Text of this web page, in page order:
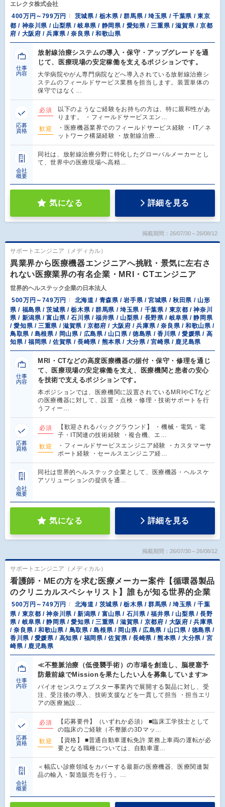
エレクタ株式会社
400万円～799万円
茨城県 / 栃木県 / 群馬県 / 埼玉県 / 千葉県 / 東京
都 / 神奈川県 / 山梨県 / 岐阜県 / 静岡県 / 愛知県 / 三重県 / 滋賀県 / 京都
府 / 大阪府 / 兵庫県 / 奈良県 / 和歌山県
仕事
内容
放射線治療システムの導入・保守・アップグレードを通
じて、医療現場の安定稼働を支えるポジションです。
大学病院やがん専門病院などへ導入されている放射線治療シ
ステムのフィールドサービス業務を担当します。装置単体の
保守ではなく…
応募
資格
必須
以下のようなご経験をお持ちの方は、特に親和性があ
ります。 ・フィールドサービスエン…
歓迎
・医療機器業界でのフィールドサービス経験 ・IT／ネ
ットワーク構築経験 ・放射線治療…
会社
概要
同社は、放射線治療分野に特化したグローバルメーカーとし
て、世界中の医療現場へ高精…
気になる 詳細を見る
掲載期間：26/07/30～26/08/12
サポートエンジニア（メディカル）
異業界から医療機器エンジニアへ挑戦・景気に左右さ
れない医療業界の有名企業・MRI・CTエンジニア
世界的ヘルステック企業の日本法人
500万円～749万円
北海道 / 青森県 / 岩手県 / 宮城県 / 秋田県 / 山形
県 / 福島県 / 茨城県 / 栃木県 / 群馬県 / 埼玉県 / 千葉県 / 東京都 / 神奈川
県 / 新潟県 / 富山県 / 石川県 / 福井県 / 山梨県 / 長野県 / 岐阜県 / 静岡県
/ 愛知県 / 三重県 / 滋賀県 / 京都府 / 大阪府 / 兵庫県 / 奈良県 / 和歌山県 /
鳥取県 / 島根県 / 岡山県 / 広島県 / 山口県 / 徳島県 / 香川県 / 愛媛県 / 高
知県 / 福岡県 / 佐賀県 / 長崎県 / 熊本県 / 大分県 / 宮崎県 / 鹿児島県
仕事
内容
MRI・CTなどの高度医療機器の据付・保守・修理を通じ
て、医療現場の安定稼働を支え、医療機関と患者の安心
を技術で支えるポジションです。
本ポジションでは、医療機関に設置されているMRIやCTなど
の医療機器に対して、設置・点検・修理・技術サポートを行
うフィー…
応募
資格
必須
【歓迎されるバックグラウンド】 ・機械・電気・電
子・IT関連の技術経験 ・複合機、エ…
歓迎
・フィールドサービスエンジニア経験 ・カスタマーサ
ポート経験 ・セールスエンジニア経…
会社
概要
同社は世界的ヘルステック企業として、医療機器・ヘルスケ
アソリューションの提供を通…
気になる 詳細を見る
掲載期間：26/07/30～26/08/12
サポートエンジニア（メディカル）
看護師・MEの方を求む医療メーカー案件【循環器製品
のクリニカルスペシャリスト】誰もが知る世界的企業
500万円～749万円
北海道 / 茨城県 / 栃木県 / 群馬県 / 埼玉県 / 千葉
県 / 東京都 / 神奈川県 / 新潟県 / 富山県 / 石川県 / 福井県 / 山梨県 / 長野
県 / 岐阜県 / 静岡県 / 愛知県 / 三重県 / 滋賀県 / 京都府 / 大阪府 / 兵庫県
/ 奈良県 / 和歌山県 / 鳥取県 / 島根県 / 岡山県 / 広島県 / 山口県 / 徳島県 /
香川県 / 愛媛県 / 高知県 / 福岡県 / 佐賀県 / 長崎県 / 熊本県 / 大分県 / 宮
崎県 / 鹿児島県
仕事
内容
≪不整脈治療（低侵襲手術）の市場を創造し、脳梗塞予
防最前線でMissionを果たしたい人を募集しています≫
バイオセンスウェブスター事業内で展開する製品に対し、受
注、受注後の導入、技術支援などを一貫して担当 ・担当エリ
アの医療施設…
応募
資格
必須
【応募要件】（いずれか必須） ■臨床工学技士として
の臨床のご経験（不整脈の3Dマッ…
歓迎
【資格】 ■普通自動車運転免許 業務上車両の運転が必
要となる職種については、自動車運…
会社
概要
＜幅広い診療領域をカバーする最新の医療機器、医療関連製
品の輸入・製造販売を行う。…